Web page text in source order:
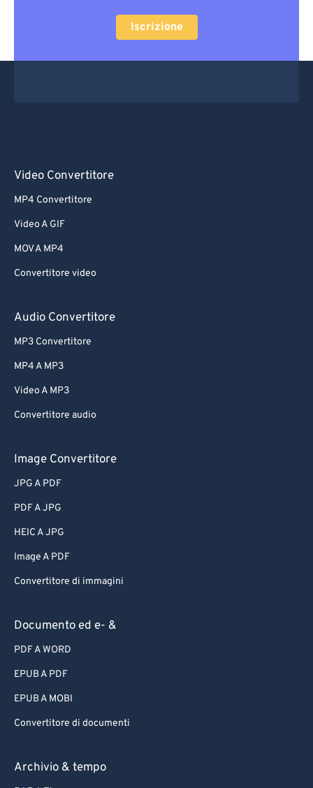
Iscrizione
Video Convertitore
MP4 Convertitore
Video A GIF
MOV A MP4
Convertitore video
Audio Convertitore
MP3 Convertitore
MP4 A MP3
Video A MP3
Convertitore audio
Image Convertitore
JPG A PDF
PDF A JPG
HEIC A JPG
Image A PDF
Convertitore di immagini
Documento ed e- &
PDF A WORD
EPUB A PDF
EPUB A MOBI
Convertitore di documenti
Archivio & tempo